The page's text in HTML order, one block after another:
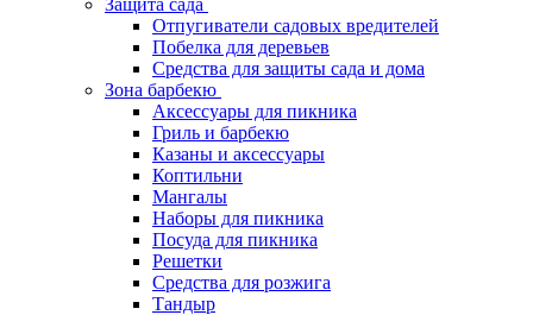
Отпугиватели садовых вредителей
Побелка для деревьев
Средства для защиты сада и дома
Зона барбекю
Аксессуары для пикника
Гриль и барбекю
Казаны и аксессуары
Коптильни
Мангалы
Наборы для пикника
Посуда для пикника
Решетки
Средства для розжига
Тандыр